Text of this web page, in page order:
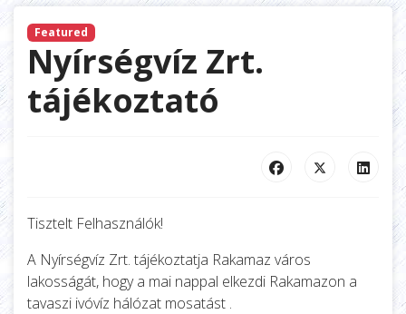
Featured
Nyírségvíz Zrt.
tájékoztató
Tisztelt Felhasználók!
A Nyírségvíz Zrt. tájékoztatja Rakamaz város
lakosságát, hogy a mai nappal elkezdi Rakamazon a
tavaszi ivóvíz hálózat mosatást .